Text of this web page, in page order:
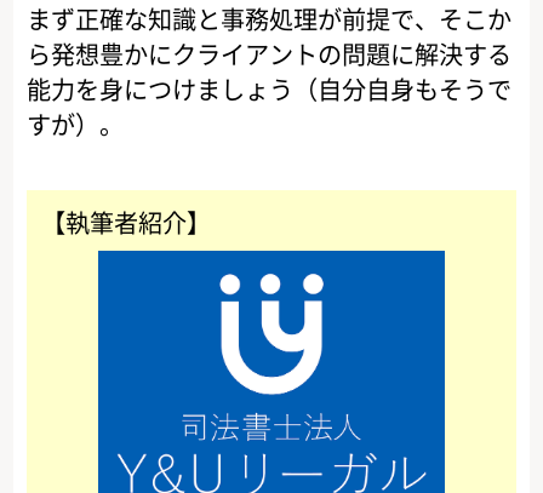
まず正確な知識と事務処理が前提で、そこか
ら発想豊かにクライアントの問題に解決する
能力を身につけましょう（自分自身もそうで
すが）。
【執筆者紹介】